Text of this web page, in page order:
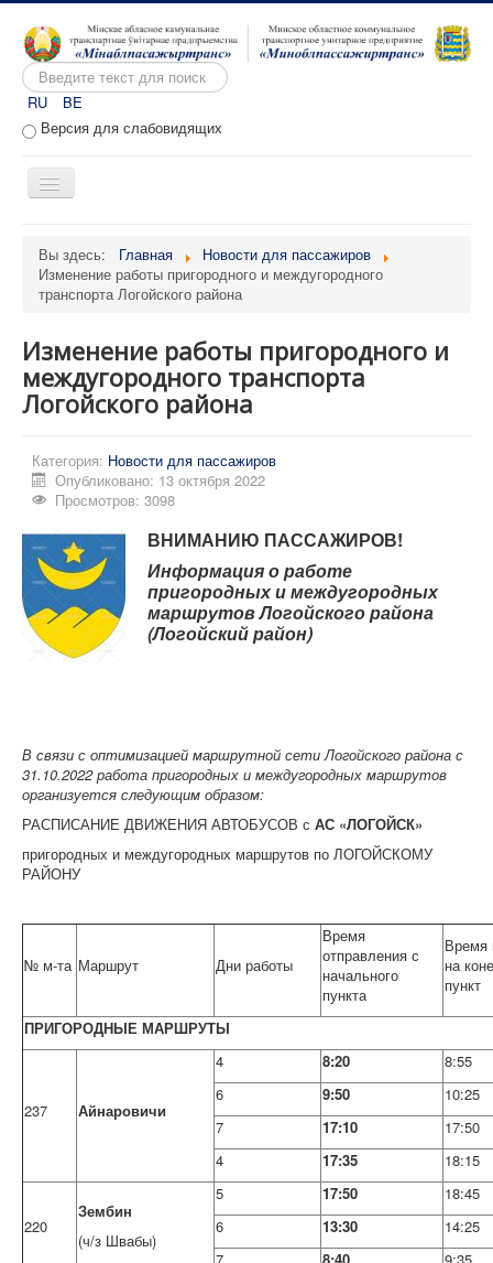
Искать...
RU
BE
Версия для слабовидящих
Включить/
О предприятии
Обращения
Административные процедуры
Расписание движения
Портал перевозчиков
Контрольно-ревизорская служба
Карта сайта
Вы здесь: Главная
Новости для пассажиров
Изменение работы пригородного и междугородного
транспорта Логойского района
Изменение работы пригородного и
междугородного транспорта
Логойского района
Категория: Новости для пассажиров
Опубликовано: 13 октября 2022
Просмотров: 3098
ВНИМАНИЮ ПАССАЖИРОВ!
Информация о работе
пригородных и междугородных
маршрутов Логойского района
(Логойский район)
В связи с оптимизацией маршрутной сети Логойского района с
31.10.2022 работа пригородных и междугородных маршрутов
организуется следующим образом:
РАСПИСАНИЕ ДВИЖЕНИЯ АВТОБУСОВ с АС «ЛОГОЙСК»
пригородных и междугородных маршрутов по ЛОГОЙСКОМУ
РАЙОНУ
№ м-та Маршрут Дни работы
Время
отправления с
начального
пункта
Время
на
пункт
ПРИГОРОДНЫЕ МАРШРУТЫ
237 Айнаровичи
4 8:20
8:55
6
9:50
10:25
7
17:10
17:50
4
17:35 18:15
220
Зембин
(ч/з Швабы)
5 17:50
18:45
6
13:30
14:25